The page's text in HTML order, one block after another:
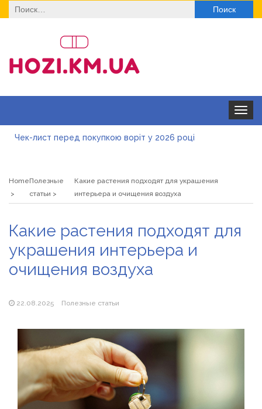
Найти:
Toggle
Чек-лист перед покупкою воріт у 2026 році
типові помилки, відмова та як її уникнути
варіант
Натуральна косметика Хіларі для захисту шкіри від
сонця
Магазин паяльников: рейтинг лучших магазинов Украины
HomeПолезные
статьи
Какие растения подходят для украшения
интерьера и очищения воздуха
Какие растения подходят для
украшения интерьера и
очищения воздуха
22.08.2025 Полезные статьи